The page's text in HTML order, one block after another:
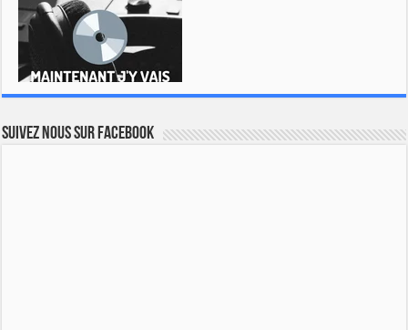
Suivez nous sur Facebook